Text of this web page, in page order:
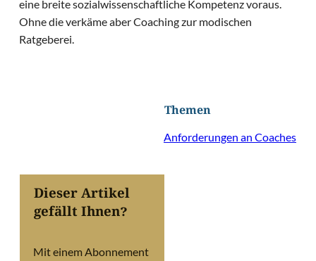
eine breite sozialwissenschaftliche Kompetenz voraus.
Ohne die verkäme aber Coaching zur modischen
Ratgeberei.
Themen
Anforderungen an Coaches
Dieser Artikel
gefällt Ihnen?
Mit einem Abonnement